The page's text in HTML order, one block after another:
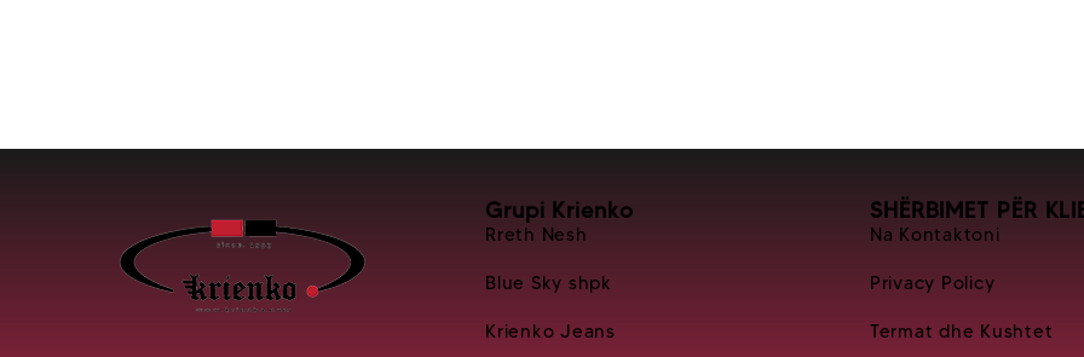
Grupi Krienko
Rreth Nesh
Blue Sky shpk
Krienko Jeans
SHËRBIMET PËR
Na Kontaktoni
Privacy Policy
Termat dhe Kushtet